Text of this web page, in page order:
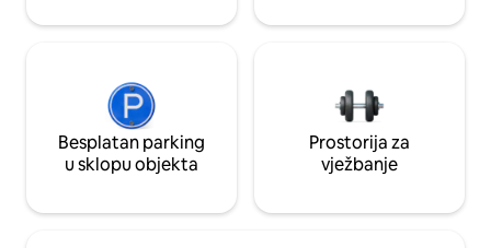
Besplatan parking
u sklopu objekta
Prostorija za
vježbanje